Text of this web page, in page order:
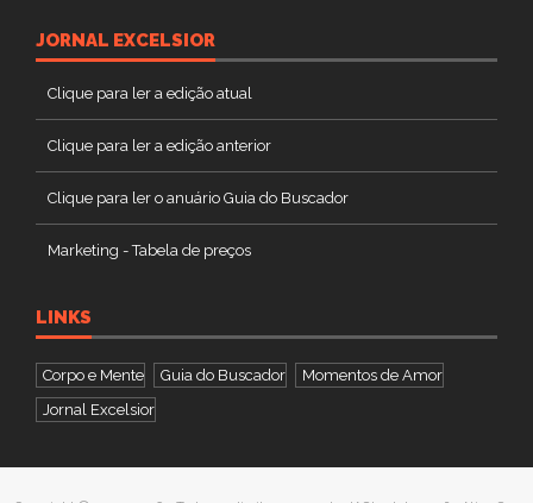
JORNAL EXCELSIOR
Clique para ler a edição atual
Clique para ler a edição anterior
Clique para ler o anuário Guia do Buscador
Marketing - Tabela de preços
LINKS
Corpo e Mente Guia do Buscador
Momentos de Amor
Jornal Excelsior